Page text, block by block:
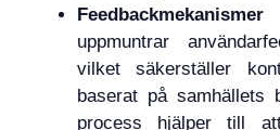
Feedbackmekanismer
uppmuntrar
vilket säkerställer
baserat på samhällets
process hjälper till